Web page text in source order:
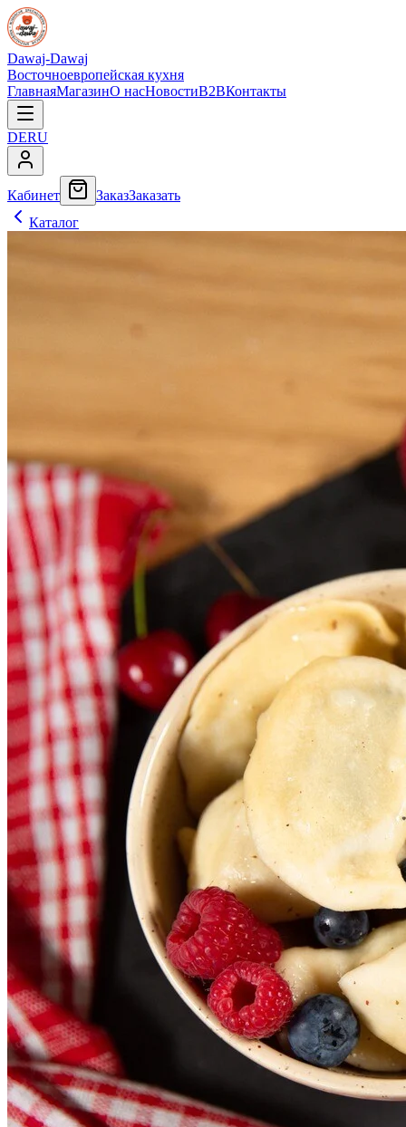
Dawaj-Dawaj
Восточноевропейская кухня
ГлавнаяМагазинО насНовостиB2BКонтакты
DERU
Кабинет ЗаказЗаказать
Каталог